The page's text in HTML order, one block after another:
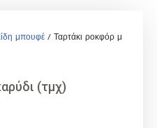
μπουφέ / Ταρτάκι ροκφόρ με καρύδι
(τμχ)